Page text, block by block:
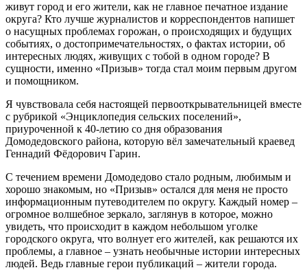
живут город и его жители, как не главное печатное издание
округа? Кто лучше журналистов и корреспондентов напишет
о насущных проблемах горожан, о происходящих и будущих
событиях, о достопримечательностях, о фактах истории, об
интересных людях, живущих с тобой в одном городе? В
сущности, именно «Призыв» тогда стал моим первым другом
и помощником.
Я чувствовала себя настоящей первооткрывательницей вместе
с рубрикой «Энциклопедия сельских поселений»,
приуроченной к 40-летию со дня образования
Домодедовского района, которую вёл замечательный краевед
Геннадий Фёдорович Гарин.
С течением времени Домодедово стало родным, любимым и
хорошо знакомым, но «Призыв» остался для меня не просто
информационным путеводителем по округу. Каждый номер –
огромное волшебное зеркало, заглянув в которое, можно
увидеть, что происходит в каждом небольшом уголке
городского округа, что волнует его жителей, как решаются их
проблемы, а главное – узнать необычные истории интересных
людей. Ведь главные герои публикаций – жители города.